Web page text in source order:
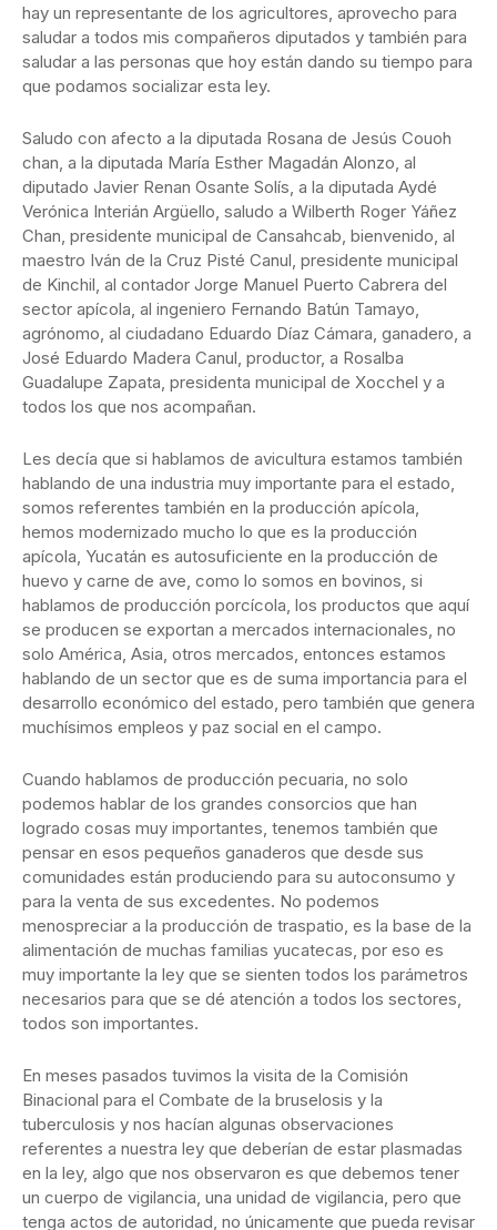
hay un representante de los agricultores, aprovecho para
saludar a todos mis compañeros diputados y también para
saludar a las personas que hoy están dando su tiempo para
que podamos socializar esta ley.
Saludo con afecto a la diputada Rosana de Jesús Couoh
chan, a la diputada María Esther Magadán Alonzo, al
diputado Javier Renan Osante Solís, a la diputada Aydé
Verónica Interián Argüello, saludo a Wilberth Roger Yáñez
Chan, presidente municipal de Cansahcab, bienvenido, al
maestro Iván de la Cruz Pisté Canul, presidente municipal
de Kinchil, al contador Jorge Manuel Puerto Cabrera del
sector apícola, al ingeniero Fernando Batún Tamayo,
agrónomo, al ciudadano Eduardo Díaz Cámara, ganadero, a
José Eduardo Madera Canul, productor, a Rosalba
Guadalupe Zapata, presidenta municipal de Xocchel y a
todos los que nos acompañan.
Les decía que si hablamos de avicultura estamos también
hablando de una industria muy importante para el estado,
somos referentes también en la producción apícola,
hemos modernizado mucho lo que es la producción
apícola, Yucatán es autosuficiente en la producción de
huevo y carne de ave, como lo somos en bovinos, si
hablamos de producción porcícola, los productos que aquí
se producen se exportan a mercados internacionales, no
solo América, Asia, otros mercados, entonces estamos
hablando de un sector que es de suma importancia para el
desarrollo económico del estado, pero también que genera
muchísimos empleos y paz social en el campo.
Cuando hablamos de producción pecuaria, no solo
podemos hablar de los grandes consorcios que han
logrado cosas muy importantes, tenemos también que
pensar en esos pequeños ganaderos que desde sus
comunidades están produciendo para su autoconsumo y
para la venta de sus excedentes. No podemos
menospreciar a la producción de traspatio, es la base de la
alimentación de muchas familias yucatecas, por eso es
muy importante la ley que se sienten todos los parámetros
necesarios para que se dé atención a todos los sectores,
todos son importantes.
En meses pasados tuvimos la visita de la Comisión
Binacional para el Combate de la bruselosis y la
tuberculosis y nos hacían algunas observaciones
referentes a nuestra ley que deberían de estar plasmadas
en la ley, algo que nos observaron es que debemos tener
un cuerpo de vigilancia, una unidad de vigilancia, pero que
tenga actos de autoridad, no únicamente que pueda revisar